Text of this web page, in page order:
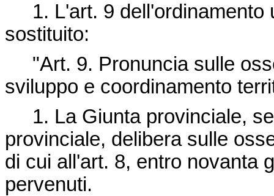
1. L'art. 9 dell'ordinamento
sostituito:
"Art. 9. Pronuncia sulle
sviluppo e coordinamento
1. La Giunta provinciale,
provinciale, delibera sulle
di cui all'art. 8, entro novanta
pervenuti.